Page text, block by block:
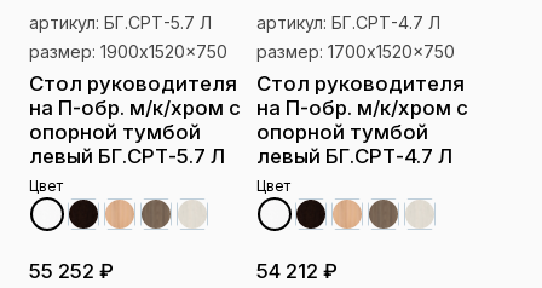
артикул: БГ.СРТ-5.7 Л
размер: 1900x1520x750
Стол руководителя
на П-обр. м/к/хром с
опорной тумбой
левый БГ.СРТ-5.7 Л
Цвет
55 252 ₽
артикул: БГ.СРТ-4.7 Л
размер: 1700x1520x750
Стол руководителя
на П-обр. м/к/хром с
опорной тумбой
левый БГ.СРТ-4.7 Л
Цвет
54 212 ₽